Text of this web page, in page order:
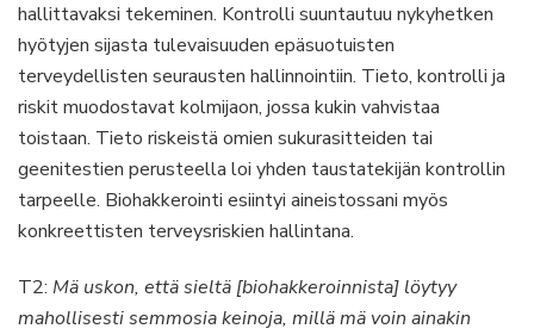
hallittavaksi tekeminen. Kontrolli suuntautuu nykyhetken
hyötyjen sijasta tulevaisuuden epäsuotuisten
terveydellisten seurausten hallinnointiin. Tieto, kontrolli ja
riskit muodostavat kolmijaon, jossa kukin vahvistaa
toistaan. Tieto riskeistä omien sukurasitteiden tai
geenitestien perusteella loi yhden taustatekijän kontrollin
tarpeelle. Biohakkerointi esiintyi aineistossani myös
konkreettisten terveysriskien hallintana.
T2: Mä uskon, että sieltä [biohakkeroinnista] löytyy
mahollisesti semmosia keinoja, millä mä voin ainakin